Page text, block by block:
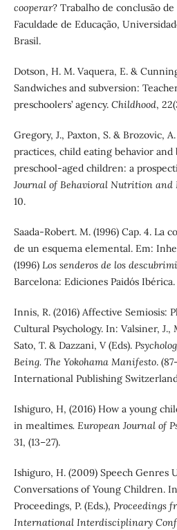
cooperar?Trabalho de conclusão
Faculdade de Educação,
Brasil.
Dotson, H. M. Vaquera, E. &
Sandwiches and subversion:
preschoolers’ agency. Childhood,
Gregory, J., Paxton, S. & Brozovic,
practices, child eating behavior and
preschool-aged children: a
Journal of Behavioral Nutrition and
10.
Saada-Robert. M. (1996) Cap. 4. La
de un esquema elemental. Em:
(1996) Los senderos de los
Barcelona: Ediciones Paidós Ibérica.
Innis, R. (2016) Affective Semiosis:
Cultural Psychology. In: Valsiner, J.,
Sato, T. & Dazzani, V (Eds).
Being. The Yokohama Manifesto.
International Publishing
Ishiguro, H, (2016) How a young
in mealtimes. European Journal of
31, (13–27).
Ishiguro, H. (2009) Speech Genres
Conversations of Young Children.
Proceedings, P. (Eds.), Proceedings
International Interdisciplinary